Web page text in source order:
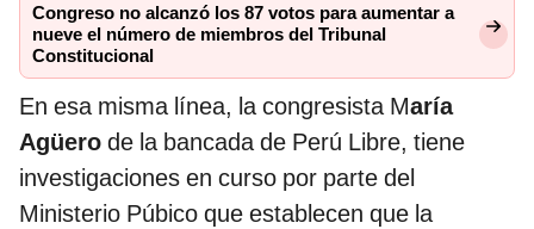
Congreso no alcanzó los 87 votos para aumentar a
nueve el número de miembros del Tribunal
Constitucional
En esa misma línea, la congresista María
Agüero de la bancada de Perú Libre, tiene
investigaciones en curso por parte del
Ministerio Púbico que establecen que la